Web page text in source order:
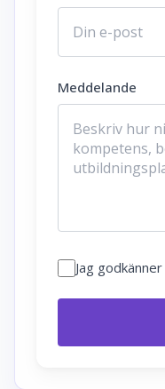
Meddelande
Jag